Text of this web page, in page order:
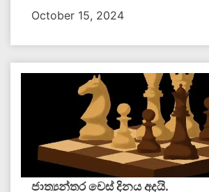
October 15, 2024
ජාත්‍යන්තර චෙස් දිනය අදයි.